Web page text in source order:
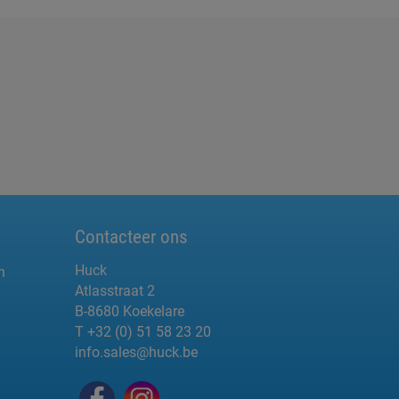
Contacteer ons
Huck
Atlasstraat 2
B-8680 Koekelare
T +32 (0) 51 58 23 20
info.sales@huck.be